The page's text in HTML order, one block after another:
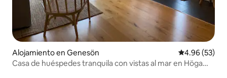
Alojamiento en Genesön Calificación
4.96 (53)
Casa de huéspedes tranquila con vistas al mar en Höga